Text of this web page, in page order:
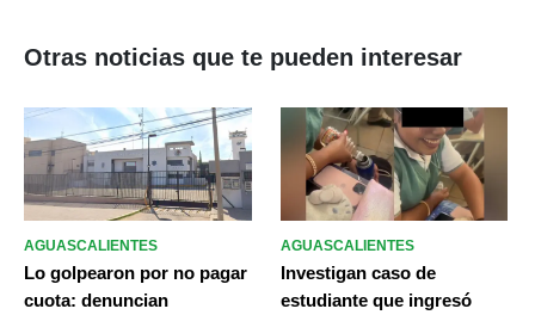
Otras noticias que te pueden interesar
AGUASCALIENTES
Lo golpearon por no pagar
cuota: denuncian
AGUASCALIENTES
Investigan caso de
estudiante que ingresó